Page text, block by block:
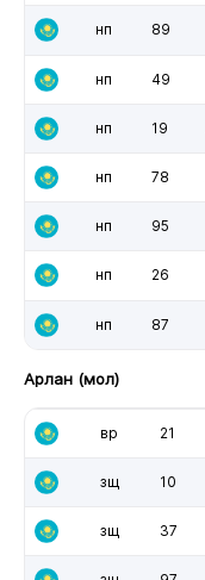
нп 89
нп 49
нп 19
нп 78
нп 95
нп 26
нп 87
Арлан (мол)
вр 21
зщ 10
зщ 37